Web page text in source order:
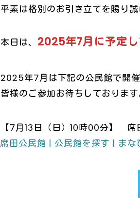
平素は格別のお引き立てを賜り
本日は、 2025年7月に予定
2025年7月は下記の公民館で開催
皆様のご参加お待ちしております
【7月13日（日）10時00分】
席田公民館 | 公民館を探す | ま